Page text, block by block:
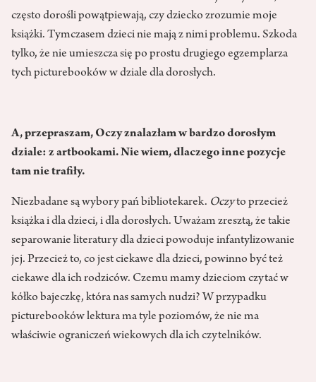
często dorośli powątpiewają, czy dziecko zrozumie moje
książki. Tymczasem dzieci nie mają z nimi problemu. Szkoda
tylko, że nie umieszcza się po prostu drugiego egzemplarza
tych picturebooków w dziale dla dorosłych.
A, przepraszam, Oczy znalazłam w bardzo dorosłym
dziale: z artbookami. Nie wiem, dlaczego inne pozycje
tam nie trafiły.
Niezbadane są wybory pań bibliotekarek. Oczyto przecież
książka i dla dzieci, i dla dorosłych. Uważam zresztą, że takie
separowanie literatury dla dzieci powoduje infantylizowanie
jej. Przecież to, co jest ciekawe dla dzieci, powinno być też
ciekawe dla ich rodziców. Czemu mamy dzieciom czytać w
kółko bajeczkę, która nas samych nudzi? W przypadku
picturebooków lektura ma tyle poziomów, że nie ma
właściwie ograniczeń wiekowych dla ich czytelników.